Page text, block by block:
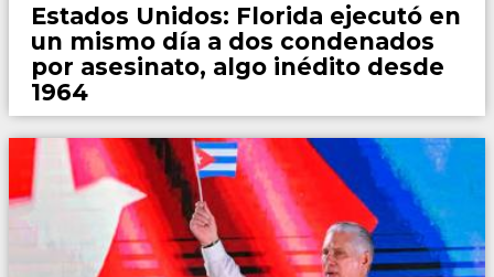
Estados Unidos: Florida ejecutó en
un mismo día a dos condenados
por asesinato, algo inédito desde
1964